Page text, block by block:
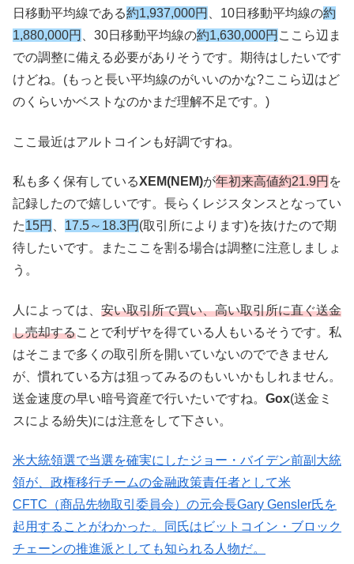
日移動平均線である約1,937,000円 、10日移動平均線の約
1,880,000円
、30日移動平均線の約1,630,000円 ここら辺ま
での調整に備える必要がありそうです。期待はしたいです
けどね。(もっと長い平均線のがいいのかな?ここら辺はど
のくらいかベストなのかまだ理解不足です。)
ここ最近はアルトコインも好調ですね。
私も多く保有しているXEM(NEM)が年初来高値約21.9円 を
記録したので嬉しいです。長らくレジスタンスとなってい
た15円 17.5～18.3円 (取引所によります)を抜けたので期
待したいです。またここを割る場合は調整に注意しましょ
う。
人によっては、 安い取引所で買い、高い取引所に直ぐ送金
し売却することで利ザヤを得ている人もいるそうです。私
はそこまで多くの取引所を開いていないのでできません
が、慣れている方は狙ってみるのもいいかもしれません。
送金速度の早い暗号資産で行いたいですね。 Gox(送金ミ
スによる紛失)には注意をして下さい。
米大統領選で当選を確実にしたジョー・バイデン前副大統
領が、政権移行チームの金融政策責任者として米
CFTC（商品先物取引委員会）の元会長Gary Gensler氏を
起用することがわかった。同氏はビットコイン・ブロック
チェーンの推進派としても知られる人物だ。